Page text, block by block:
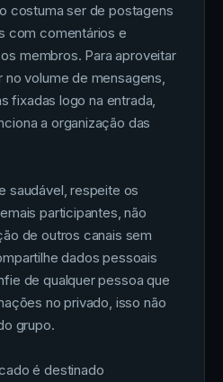
costuma ser de postagens
com comentários e
membros. Para aproveitar
volume de mensagens,
fixadas logo na entrada,
a organização das
saudável, respeite os
participantes, não
de outros canais sem
dados pessoais
de qualquer pessoa que
no privado, isso não
grupo.
é destinado